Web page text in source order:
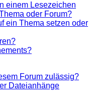
einem Lesezeichen
oder Forum?
ein Thema setzen oder
Forum zulässig?
Dateianhänge